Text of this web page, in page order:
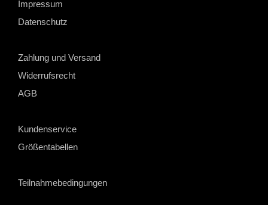
Impressum
Datenschutz
Zahlung und Versand
Widerrufsrecht
AGB
Kundenservice
Größentabellen
Teilnahmebedingungen